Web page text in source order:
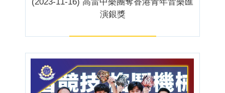
(2023-11-16) 高雷中樂團奪香港青年音樂匯
演銀獎